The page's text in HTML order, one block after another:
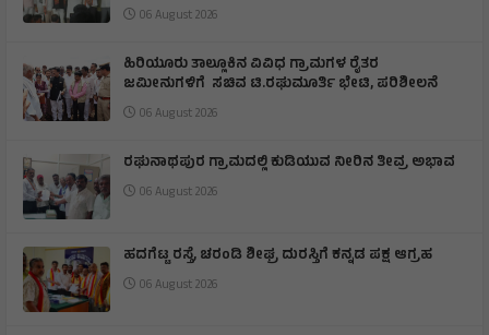
06 August 2026
ಹಿರಿಯೂರು ತಾಲ್ಲೂಕಿನ ವಿವಿಧ ಗ್ರಾಮಗಳ ರೈತರ
ಜಮೀನುಗಳಿಗೆ ಸಚಿವ ಟಿ.ರಘುಮೂರ್ತಿ ಭೇಟಿ, ಪರಿಶೀಲನೆ
06 August 2026
ರಘುನಾಥಪುರ ಗ್ರಾಮದಲ್ಲಿ ಕುಡಿಯುವ ನೀರಿನ ತೀವ್ರ ಅಭಾವ
06 August 2026
ಹದಗೆಟ್ಟ ರಸ್ತೆ, ಚರಂಡಿ ಶೀಘ್ರ ದುರಸ್ತಿಗೆ ಕನ್ನಡ ಪಕ್ಷ ಆಗ್ರಹ
06 August 2026